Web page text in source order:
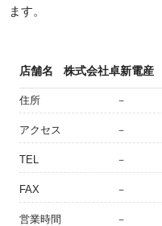
ます。
店舗名 株式会社卓新電産
住所 －
アクセス －
TEL －
FAX －
営業時間 －